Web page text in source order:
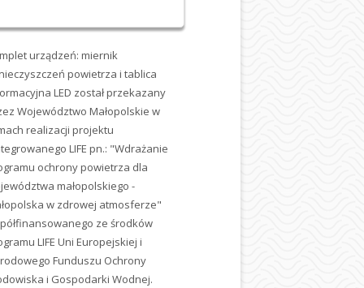
urządzeń: miernik
powietrza i tablica
LED został przekazany
Województwo Małopolskie w
realizacji projektu
LIFE pn.: "Wdrażanie
ochrony powietrza dla
małopolskiego -
w zdrowej atmosferze"
ze środków
LIFE Uni Europejskiej i
Funduszu Ochrony
i Gospodarki Wodnej.